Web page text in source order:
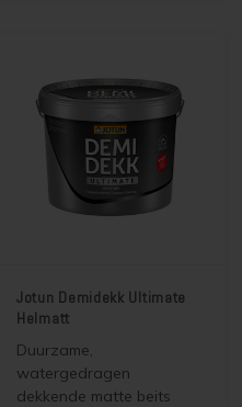
Jotun Demidekk Ultimate
Helmatt
Duurzame,
watergedragen
dekkende matte beits